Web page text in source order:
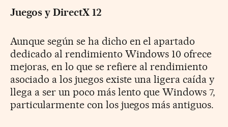
Juegos y DirectX 12
Aunque según se ha dicho en el apartado
dedicado al rendimiento Windows 10 ofrece
mejoras, en lo que se refiere al rendimiento
asociado a los juegos existe una ligera caída y
llega a ser un poco más lento que Windows 7,
particularmente con los juegos más antiguos.